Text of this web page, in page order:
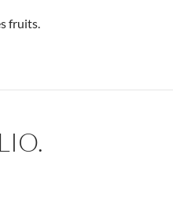
fruits.